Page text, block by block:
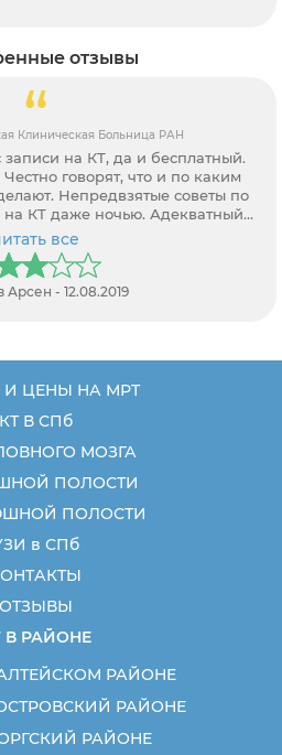
отзывы
Клиническая Больница РАН
на КТ, да и бесплатный.
говорят, что и по каким
Непредвзятые советы по
на КТ даже ночью. Адекватный
персонал.
все
Арсен - 12.08.2019
И ЦЕНЫ НА МРТ
КТ В СПб
МОЗГА
ПОЛОСТИ
ПОЛОСТИ
в СПб
ОТЗЫВЫ
В РАЙОНЕ
РАЙОНЕ
РАЙОНЕ
РАЙОНЕ